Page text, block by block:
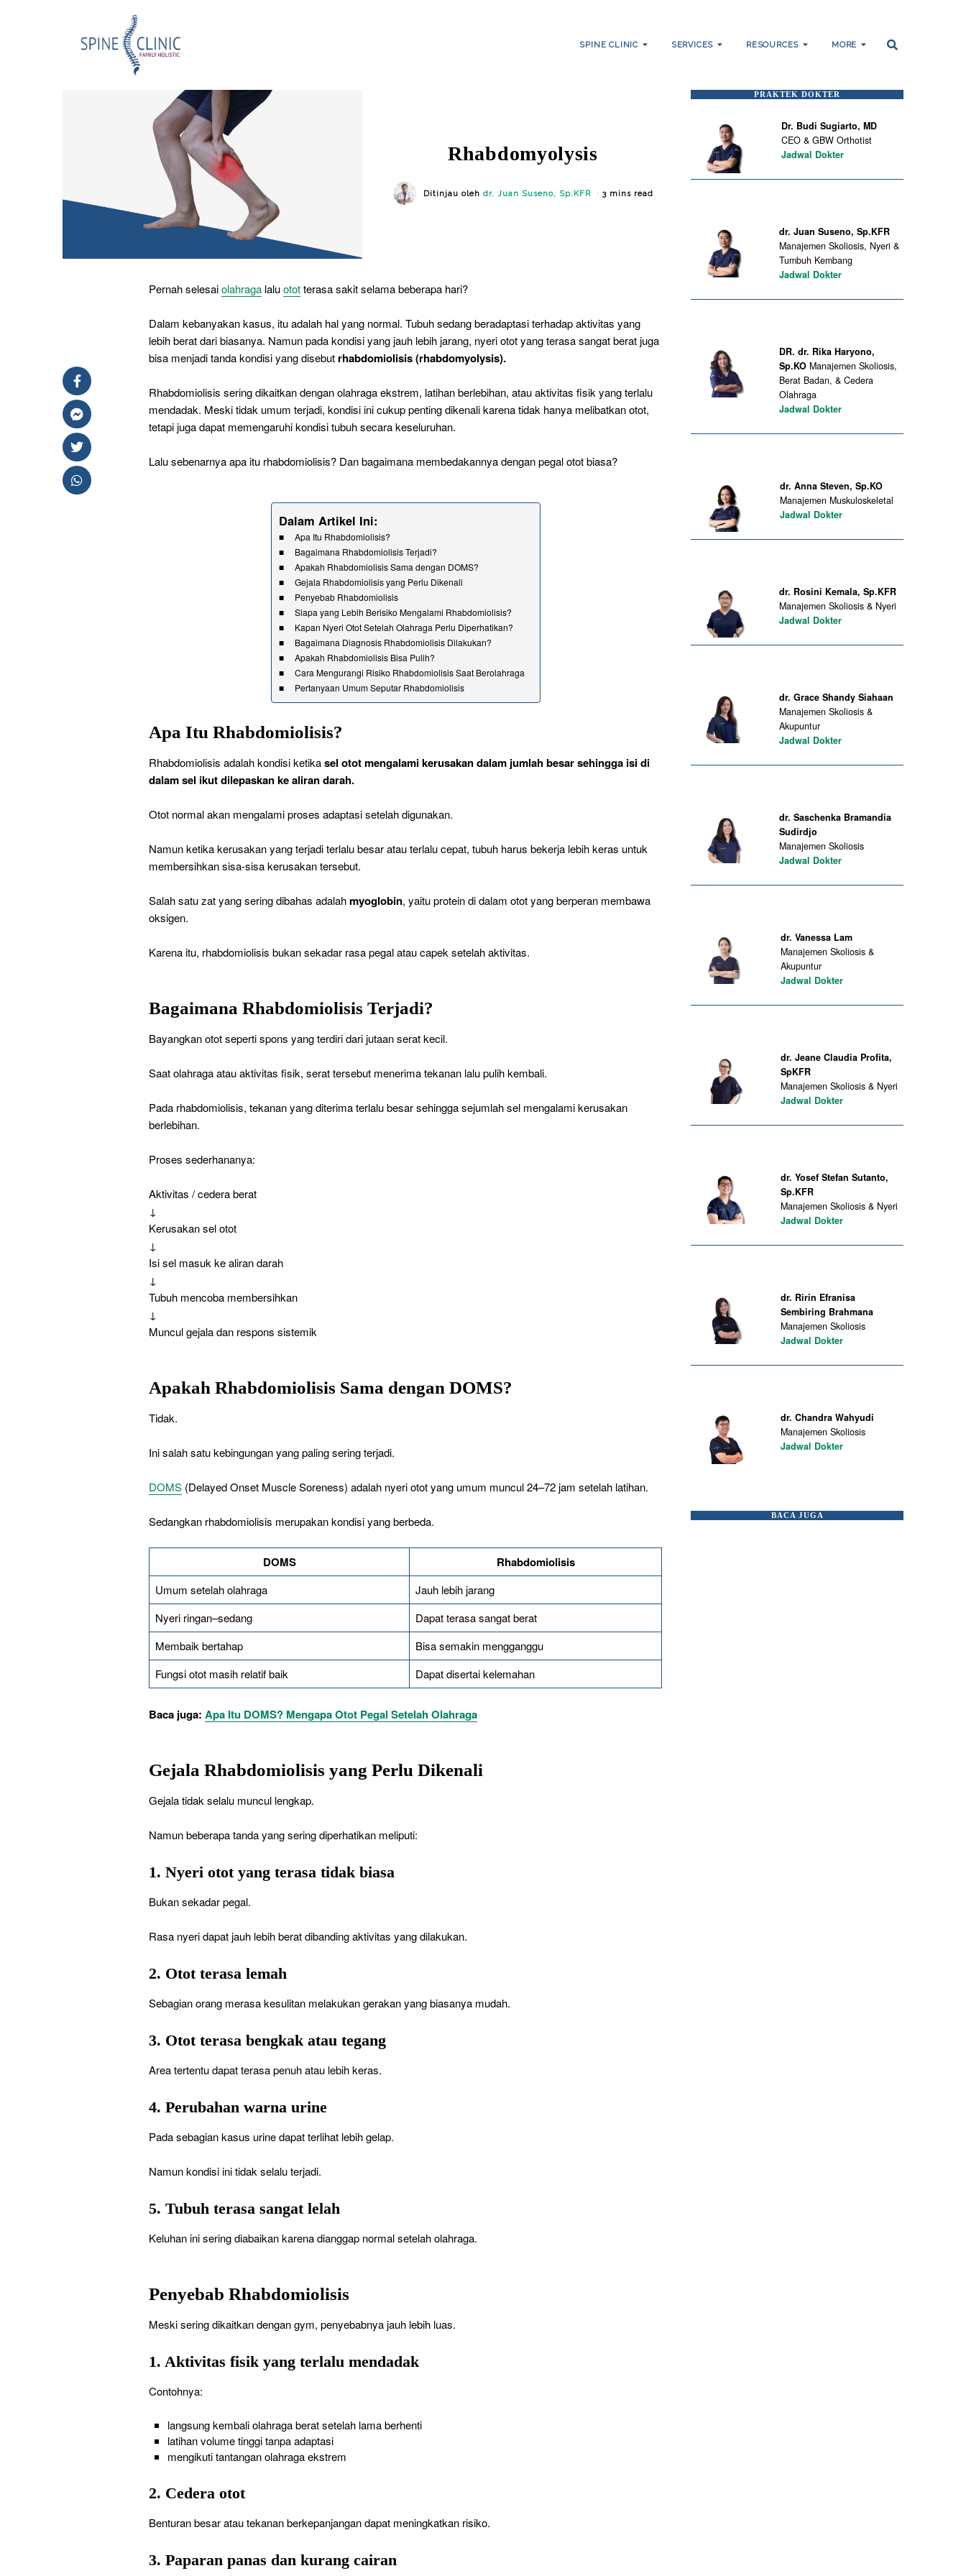
SPINE CLINIC SERVICES RESOURCES MORE
Rhabdomyolysis
Ditinjau oleh dr. Juan Suseno, Sp.KFR 3 mins read
Pernah selesaiolahraga laluototterasa sakit selama beberapa hari?
Dalam kebanyakan kasus, itu adalah hal yang normal. Tubuh sedang beradaptasi terhadap aktivitas yang
lebih berat dari biasanya. Namun pada kondisi yang jauh lebih jarang, nyeri otot yang terasa sangat berat juga
bisa menjadi tanda kondisi yang disebut rhabdomiolisis (rhabdomyolysis).
Rhabdomiolisis sering dikaitkan dengan olahraga ekstrem, latihan berlebihan, atau aktivitas fisik yang terlalu
mendadak. Meski tidak umum terjadi, kondisi ini cukup penting dikenali karena tidak hanya melibatkan otot,
tetapi juga dapat memengaruhi kondisi tubuh secara keseluruhan.
Lalu sebenarnya apa itu rhabdomiolisis? Dan bagaimana membedakannya dengan pegal otot biasa?
Dalam Artikel Ini:
Apa Itu Rhabdomiolisis?
Bagaimana Rhabdomiolisis Terjadi?
Apakah Rhabdomiolisis Sama dengan DOMS?
Gejala Rhabdomiolisis yang Perlu Dikenali
Penyebab Rhabdomiolisis
Siapa yang Lebih Berisiko Mengalami Rhabdomiolisis?
Kapan Nyeri Otot Setelah Olahraga Perlu Diperhatikan?
Bagaimana Diagnosis Rhabdomiolisis Dilakukan?
Apakah Rhabdomiolisis Bisa Pulih?
Cara Mengurangi Risiko Rhabdomiolisis Saat Berolahraga
Pertanyaan Umum Seputar Rhabdomiolisis
Apa Itu Rhabdomiolisis?
Rhabdomiolisis adalah kondisi ketikasel otot mengalami kerusakan dalam jumlah besar sehingga isi di
dalam sel ikut dilepaskan ke aliran darah.
Otot normal akan mengalami proses adaptasi setelah digunakan.
Namun ketika kerusakan yang terjadi terlalu besar atau terlalu cepat, tubuh harus bekerja lebih keras untuk
membersihkan sisa-sisa kerusakan tersebut.
Salah satu zat yang sering dibahas adalahmyoglobin, yaitu protein di dalam otot yang berperan membawa
oksigen.
Karena itu, rhabdomiolisis bukan sekadar rasa pegal atau capek setelah aktivitas.
Bagaimana Rhabdomiolisis Terjadi?
Bayangkan otot seperti spons yang terdiri dari jutaan serat kecil.
Saat olahraga atau aktivitas fisik, serat tersebut menerima tekanan lalu pulih kembali.
Pada rhabdomiolisis, tekanan yang diterima terlalu besar sehingga sejumlah sel mengalami kerusakan
berlebihan.
Proses sederhananya:
Aktivitas / cedera berat
↓
Kerusakan sel otot
↓
Isi sel masuk ke aliran darah
↓
Tubuh mencoba membersihkan
↓
Muncul gejala dan respons sistemik
Apakah Rhabdomiolisis Sama dengan DOMS?
Tidak.
Ini salah satu kebingungan yang paling sering terjadi.
DOMS (Delayed Onset Muscle Soreness) adalah nyeri otot yang umum muncul 24–72 jam setelah latihan.
Sedangkan rhabdomiolisis merupakan kondisi yang berbeda.
DOMS Rhabdomiolisis
Umum setelah olahraga
Jauh lebih jarang
Nyeri ringan–sedang
Dapat terasa sangat berat
Membaik bertahap
Bisa semakin mengganggu
Fungsi otot masih relatif baik
Dapat disertai kelemahan
Baca juga: Apa Itu DOMS? Mengapa Otot Pegal Setelah Olahraga
Gejala Rhabdomiolisis yang Perlu Dikenali
Gejala tidak selalu muncul lengkap.
Namun beberapa tanda yang sering diperhatikan meliputi:
1. Nyeri otot yang terasa tidak biasa
Bukan sekadar pegal.
Rasa nyeri dapat jauh lebih berat dibanding aktivitas yang dilakukan.
2. Otot terasa lemah
Sebagian orang merasa kesulitan melakukan gerakan yang biasanya mudah.
3. Otot terasa bengkak atau tegang
Area tertentu dapat terasa penuh atau lebih keras.
4. Perubahan warna urine
Pada sebagian kasus urine dapat terlihat lebih gelap.
Namun kondisi ini tidak selalu terjadi.
5. Tubuh terasa sangat lelah
Keluhan ini sering diabaikan karena dianggap normal setelah olahraga.
Penyebab Rhabdomiolisis
Meski sering dikaitkan dengan gym, penyebabnya jauh lebih luas.
1. Aktivitas fisik yang terlalu mendadak
Contohnya:
langsung kembali olahraga berat setelah lama berhenti
latihan volume tinggi tanpa adaptasi
mengikuti tantangan olahraga ekstrem
2. Cedera otot
Benturan besar atau tekanan berkepanjangan dapat meningkatkan risiko.
3. Paparan panas dan kurang cairan
PRAKTEK DOKTER
Dr. Budi Sugiarto, MD
CEO & GBW Orthotist
Jadwal Dokter
dr. Juan Suseno, Sp.KFR
Manajemen Skoliosis, Nyeri &
Tumbuh Kembang
Jadwal Dokter
DR. dr. Rika Haryono,
Sp.KO Manajemen Skoliosis,
Berat Badan, & Cedera
Olahraga
Jadwal Dokter
dr. Anna Steven, Sp.KO
Manajemen Muskuloskeletal
Jadwal Dokter
dr. Rosini Kemala, Sp.KFR
Manajemen Skoliosis & Nyeri
Jadwal Dokter
dr. Grace Shandy Siahaan
Manajemen Skoliosis &
Akupuntur
Jadwal Dokter
dr. Saschenka Bramandia
Sudirdjo
Manajemen Skoliosis
Jadwal Dokter
dr. Vanessa Lam
Manajemen Skoliosis &
Akupuntur
Jadwal Dokter
dr. Jeane Claudia Profita,
SpKFR
Manajemen Skoliosis & Nyeri
Jadwal Dokter
dr. Yosef Stefan Sutanto,
Sp.KFR
Manajemen Skoliosis & Nyeri
Jadwal Dokter
dr. Ririn Efranisa
Sembiring Brahmana
Manajemen Skoliosis
Jadwal Dokter
dr. Chandra Wahyudi
Manajemen Skoliosis
Jadwal Dokter
BACA JUGA